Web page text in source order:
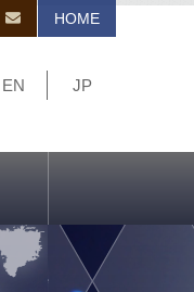
JP
EN
HOME